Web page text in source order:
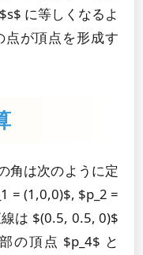
に等しくなるよ
点が頂点を形成す
角は次のように定
= (1,0,0)$, $p_2 =
は $(0.5, 0.5, 0)$
の頂点 $p_4$ と